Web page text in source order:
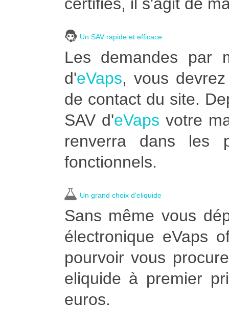
Un SAV rapide et efficace
Les demandes par
d'eVaps, vous
de contact du site.
SAV d'eVaps votre
renverra dans les
fonctionnels.
Un grand choix d'eliquide
Sans même vous
électronique eVaps
pourvoir vous
eliquide à premier
euros.